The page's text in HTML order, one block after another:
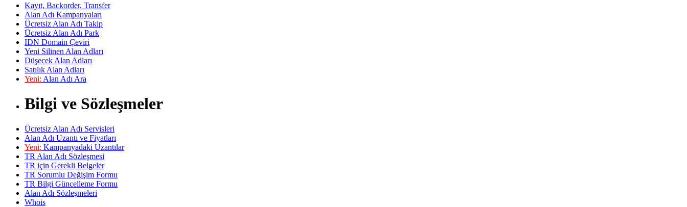
Kayıt, Backorder, Transfer
Alan Adı Kampanyaları
Ücretsiz Alan Adı Takip
Ücretsiz Alan Adı Park
IDN Domain Çeviri
Yeni Silinen Alan Adları
Düşecek Alan Adları
Satılık Alan Adları
Yeni: Alan Adı Ara
Bilgi ve Sözleşmeler
Ücretsiz Alan Adı Servisleri
Alan Adı Uzantı ve Fiyatları
Yeni: Kampanyadaki Uzantılar
TR Alan Adı Sözleşmesi
TR için Gerekli Belgeler
TR Sorumlu Değişim Formu
TR Bilgi Güncelleme Formu
Alan Adı Sözleşmeleri
Whois